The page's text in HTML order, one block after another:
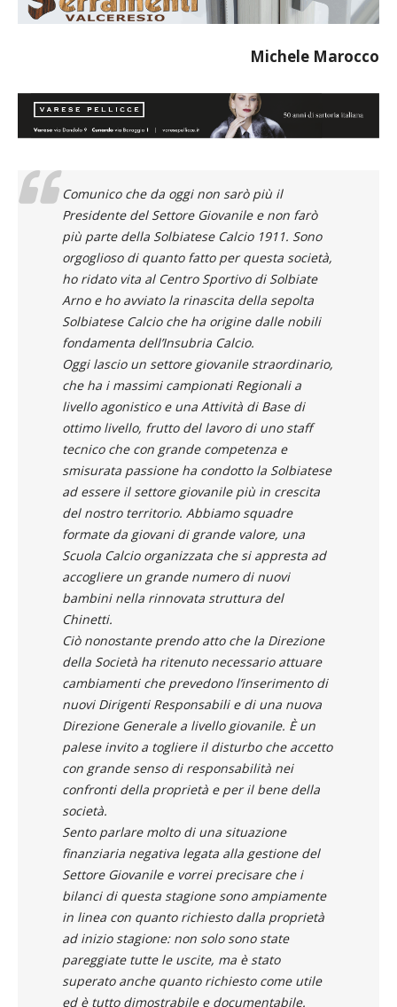
Michele Marocco
Comunico che da oggi non sarò più il
Presidente del Settore Giovanile e non farò
più parte della Solbiatese Calcio 1911. Sono
orgoglioso di quanto fatto per questa società,
ho ridato vita al Centro Sportivo di Solbiate
Arno e ho avviato la rinascita della sepolta
Solbiatese Calcio che ha origine dalle nobili
fondamenta dell’Insubria Calcio.
Oggi lascio un settore giovanile straordinario,
che ha i massimi campionati Regionali a
livello agonistico e una Attività di Base di
ottimo livello, frutto del lavoro di uno staff
tecnico che con grande competenza e
smisurata passione ha condotto la Solbiatese
ad essere il settore giovanile più in crescita
del nostro territorio. Abbiamo squadre
formate da giovani di grande valore, una
Scuola Calcio organizzata che si appresta ad
accogliere un grande numero di nuovi
bambini nella rinnovata struttura del
Chinetti.
Ciò nonostante prendo atto che la Direzione
della Società ha ritenuto necessario attuare
cambiamenti che prevedono l’inserimento di
nuovi Dirigenti Responsabili e di una nuova
Direzione Generale a livello giovanile. È un
palese invito a togliere il disturbo che accetto
con grande senso di responsabilità nei
confronti della proprietà e per il bene della
società.
Sento parlare molto di una situazione
finanziaria negativa legata alla gestione del
Settore Giovanile e vorrei precisare che i
bilanci di questa stagione sono ampiamente
in linea con quanto richiesto dalla proprietà
ad inizio stagione: non solo sono state
pareggiate tutte le uscite, ma è stato
superato anche quanto richiesto come utile
ed è tutto dimostrabile e documentabile.